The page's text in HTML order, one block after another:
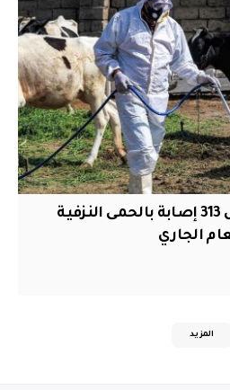
الصحة تعلن تسجيل 313 إصابة بالحمى النزفية
المزيد